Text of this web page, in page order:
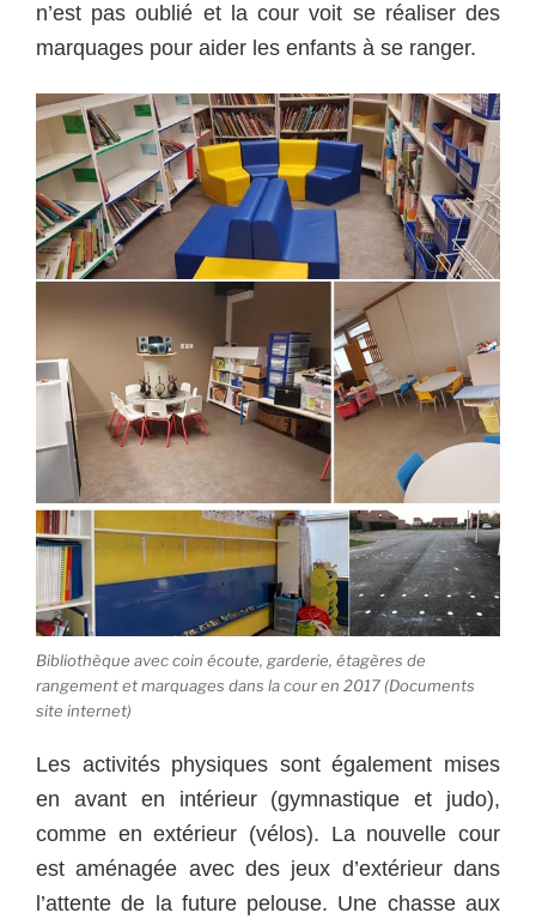
n’est pas oublié et la cour voit se réaliser des
marquages pour aider les enfants à se ranger.
Bibliothèque avec coin écoute, garderie, étagères de
rangement et marquages dans la cour en 2017 (Documents
site internet)
Les activités physiques sont également mises
en avant en intérieur (gymnastique et judo),
comme en extérieur (vélos). La nouvelle cour
est aménagée avec des jeux d’extérieur dans
l’attente de la future pelouse. Une chasse aux